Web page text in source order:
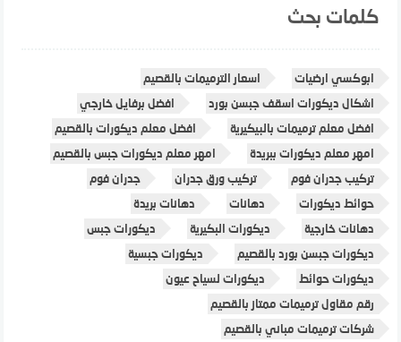
كلمات بحث
ابوكسي ارضيات
اسعار الترميمات بالقصيم
اشكال ديكورات اسقف جبسن بورد
افضل برفايل خارجي
افضل معلم ترميمات بالبيكيرية
افضل معلم ديكورات بالقصيم
امهر معلم ديكورات ببريدة
امهر معلم ديكورات جبس بالقصيم
تركيب جدران فوم
تركيب ورق جدران
جدران فوم
حوائط ديكورات
دهانات
دهانات بريدة
دهانات خارجية
ديكورات البكيرية
ديكورات جبس
ديكورات جبسن بورد بالقصيم
ديكورات جبسية
ديكورات حوائط
ديكورات لسياح عيون
رقم مقاول ترميمات ممتاز بالقصيم
شركات ترميمات مباني بالقصيم